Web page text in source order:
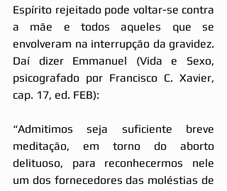
Espírito rejeitado pode voltar-se contra
a mãe e todos aqueles que se
envolveram na interrupção da gravidez.
Daí dizer Emmanuel (Vida e Sexo,
psicografado por Francisco C. Xavier,
cap. 17, ed. FEB):
“Admitimos seja suficiente breve
meditação, em torno do aborto
delituoso, para reconhecermos nele
um dos fornecedores das moléstias de